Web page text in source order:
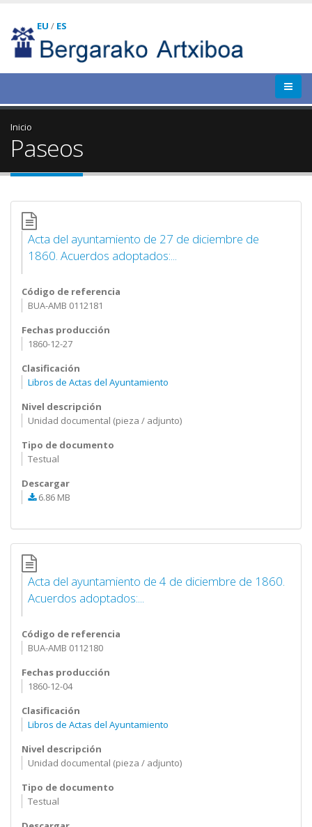
EU / ES
Inicio
Paseos
Acta del ayuntamiento de 27 de diciembre de
1860. Acuerdos adoptados:...
Código de referencia
BUA-AMB 0112181
Fechas producción
1860-12-27
Clasificación
Libros de Actas del Ayuntamiento
Nivel descripción
Unidad documental (pieza / adjunto)
Tipo de documento
Testual
Descargar
6.86 MB
Acta del ayuntamiento de 4 de diciembre de 1860.
Acuerdos adoptados:...
Código de referencia
BUA-AMB 0112180
Fechas producción
1860-12-04
Clasificación
Libros de Actas del Ayuntamiento
Nivel descripción
Unidad documental (pieza / adjunto)
Tipo de documento
Testual